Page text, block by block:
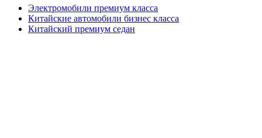
Электромобили премиум класса
Китайские автомобили бизнес класса
Китайский премиум седан